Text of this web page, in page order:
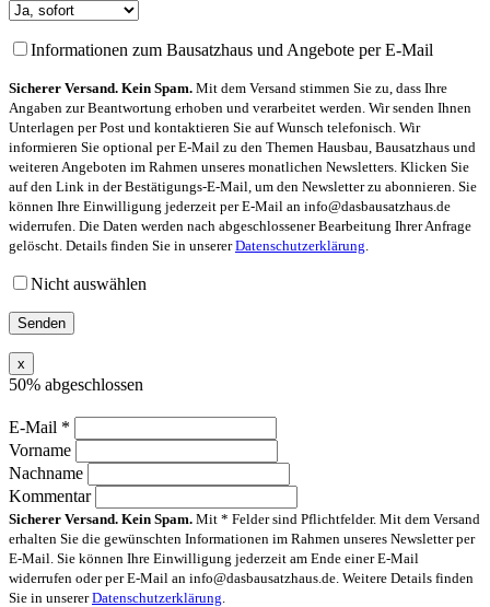
Informationen zum Bausatzhaus und Angebote per E-Mail
Sicherer Versand. Kein Spam. Mit dem Versand stimmen Sie zu, dass Ihre
Angaben zur Beantwortung erhoben und verarbeitet werden. Wir senden Ihnen
Unterlagen per Post und kontaktieren Sie auf Wunsch telefonisch. Wir
informieren Sie optional per E-Mail zu den Themen Hausbau, Bausatzhaus und
weiteren Angeboten im Rahmen unseres monatlichen Newsletters. Klicken Sie
auf den Link in der Bestätigungs-E-Mail, um den Newsletter zu abonnieren. Sie
können Ihre Einwilligung jederzeit per E-Mail an info@dasbausatzhaus.de
widerrufen. Die Daten werden nach abgeschlossener Bearbeitung Ihrer Anfrage
gelöscht. Details finden Sie in unsererDatenschutzerklärung
Nicht auswählen
x
50% abgeschlossen
E-Mail *
Vorname
Nachname
Kommentar
Sicherer Versand. Kein Spam. Mit * Felder sind Pflichtfelder. Mit dem Versand
erhalten Sie die gewünschten Informationen im Rahmen unseres Newsletter per
E-Mail. Sie können Ihre Einwilligung jederzeit am Ende einer E-Mail
widerrufen oder per E-Mail an info@dasbausatzhaus.de. Weitere Details finden
Sie in unsererDatenschutzerklärung